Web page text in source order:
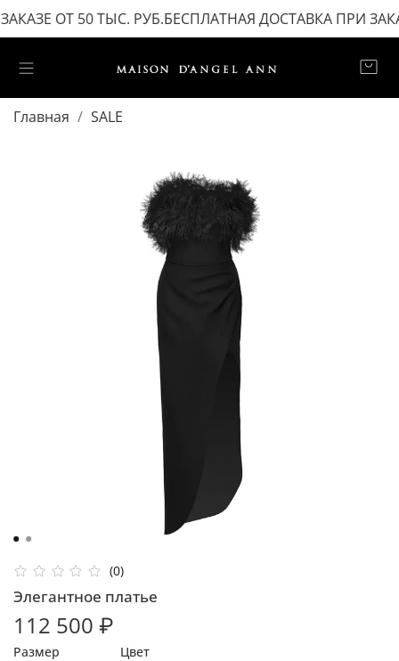
ОТ 50 ТЫС. РУБ.БЕСПЛАТНАЯ ДОСТАВКА ПРИ
Главная SALE
(0)
Элегантное платье
112 500 ₽
Размер Цвет